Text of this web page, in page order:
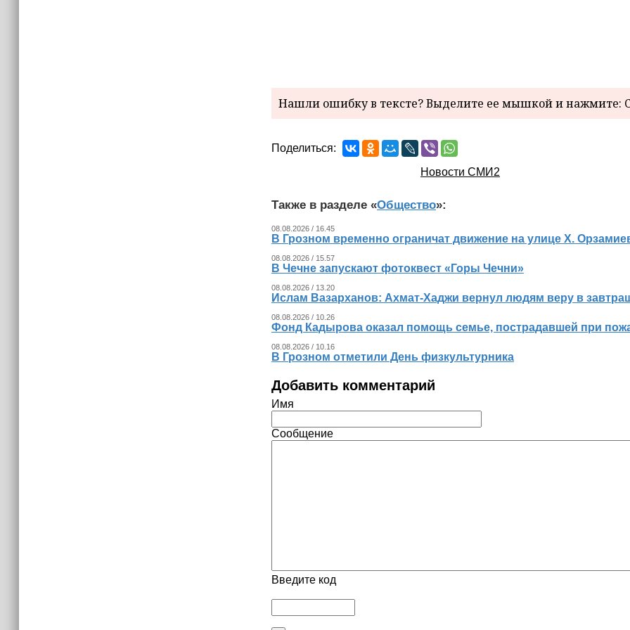
Нашли ошибку в тексте? Выделите ее мышкой и нажмите:
Поделиться:
Новости СМИ2
Также в разделе «Общество»:
08.08.2026 / 16.45
В Грозном временно ограничат движение на улице Х.
08.08.2026 / 15.57
В Чечне запускают фотоквест «Горы Чечни»
08.08.2026 / 13.20
Ислам Вазарханов: Ахмат-Хаджи вернул людям веру в
08.08.2026 / 10.26
Фонд Кадырова оказал помощь семье, пострадавшей при
08.08.2026 / 10.16
В Грозном отметили День физкультурника
Добавить комментарий
Имя
Сообщение
Введите код